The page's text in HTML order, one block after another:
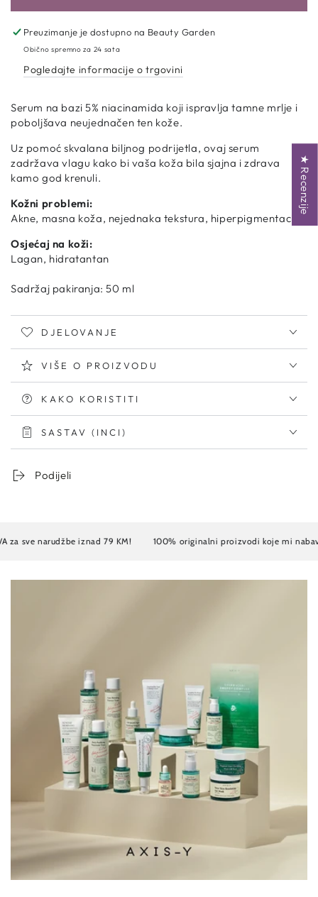
Y
|
Spot
Glow
Serum
Y
|
Spot
Glow
Serum
Preuzimanje je dostupno na Beauty Garden
Obično spremno za 24 sata
Pogledajte informacije o trgovini
Serum na bazi 5% niacinamida koji ispravlja tamne mrlje i
poboljšava neujednačen ten kože.
Uz pomoć skvalana biljnog podrijetla, ovaj serum
zadržava vlagu kako bi vaša koža bila sjajna i zdrava
kamo god krenuli.
Kožni problemi:
Akne, masna koža, nejednaka tekstura, hiperpigmentacije
Osjećaj na koži:
Lagan, hidratantan
Sadržaj pakiranja: 50 ml
DJELOVANJE
VIŠE O PROIZVODU
KAKO KORISTITI
SASTAV (INCI)
Podijeli
sve narudžbe iznad 79 KM! 100% originalni proizvodi koje mi
★ Recenzije